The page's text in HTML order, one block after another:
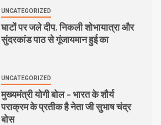
UNCATEGORIZED
घाटों पर जले दीप, निकली शोभायात्रा और
सुंदरकांड पाठ से गूंजायमान हुई का
UNCATEGORIZED
मुख्यमंत्री योगी बोल – भारत के शौर्य
पराक्रम के प्रतीक है नेता जी सुभाष चंद्र
बोस